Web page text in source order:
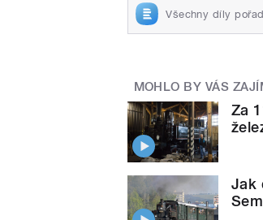
Všechny díly
MOHLO BY VÁS
Za
Jak